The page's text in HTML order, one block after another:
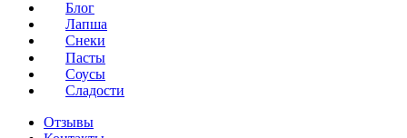
Блог
Лапша
Снеки
Пасты
Соусы
Сладости
Отзывы